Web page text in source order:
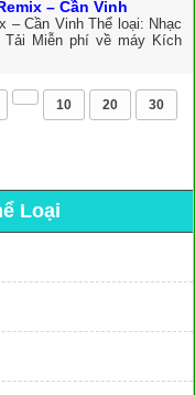
– Cần Vinh
– Cần Vinh Thể loại: Nhạc
Tải Miễn phí về máy Kích
10 20 30
Loại